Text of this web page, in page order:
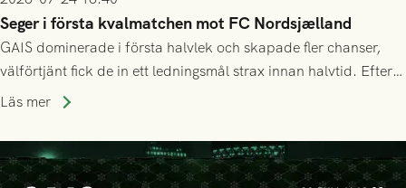
Seger i första kvalmatchen mot FC Nordsjælland
GAIS dominerade i första halvlek och skapade fler chanser,
välförtjänt fick de in ett ledningsmål strax innan halvtid. Efter
halvtidsvilan sjönk tempot när Nordsjälland tilläts ha mer av
seger! Matchfoto: Mikael Josefsson & Lasse Ekström
Läs mer